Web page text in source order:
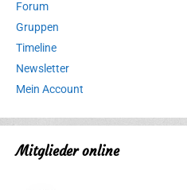
Forum
Gruppen
Timeline
Newsletter
Mein Account
Mitglieder online